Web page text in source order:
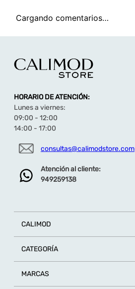
Cargando comentarios…
HORARIO DE ATENCIÓN:
Lunes a viernes:
09:00 - 12:00
14:00 - 17:00
consultas@calimodstore.com
Atención al cliente:
949259138
CALIMOD
CATEGORÍA
MARCAS